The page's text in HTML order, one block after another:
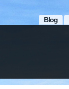
Blog